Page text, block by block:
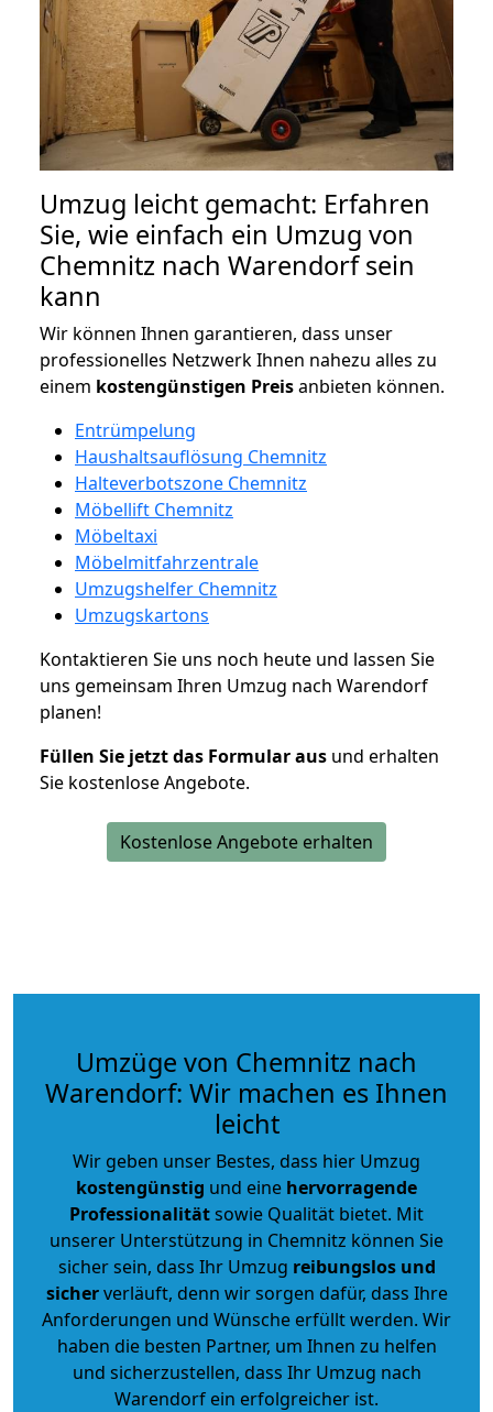
Umzug leicht gemacht: Erfahren
Sie, wie einfach ein Umzug von
Chemnitz nach Warendorf sein
kann
Wir können Ihnen garantieren, dass unser
professionelles Netzwerk Ihnen nahezu alles zu
einem kostengünstigen Preisanbieten können.
Entrümpelung
Haushaltsauflösung Chemnitz
Halteverbotszone Chemnitz
Möbellift Chemnitz
Möbeltaxi
Möbelmitfahrzentrale
Umzugshelfer Chemnitz
Umzugskartons
Kontaktieren Sie uns noch heute und lassen Sie
uns gemeinsam Ihren Umzug nach Warendorf
planen!
Füllen Sie jetzt das Formular aus und erhalten
Sie kostenlose Angebote.
Kostenlose Angebote erhalten
Umzüge von Chemnitz nach
Warendorf: Wir machen es Ihnen
leicht
Wir geben unser Bestes, dass hier Umzug
kostengünstig und eine hervorragende
Professionalitätsowie Qualität bietet. Mit
unserer Unterstützung in Chemnitz können Sie
sicher sein, dass Ihr Umzug reibungslos und
sicherverläuft, denn wir sorgen dafür, dass Ihre
Anforderungen und Wünsche erfüllt werden. Wir
haben die besten Partner, um Ihnen zu helfen
und sicherzustellen, dass Ihr Umzug nach
Warendorf ein erfolgreicher ist.